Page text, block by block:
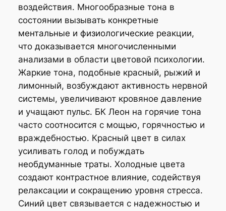
воздействия. Многообразные тона в
состоянии вызывать конкретные
ментальные и физиологические реакции,
что доказывается многочисленными
анализами в области цветовой психологии.
Жаркие тона, подобные красный, рыжий и
лимонный, возбуждают активность нервной
системы, увеличивают кровяное давление
и учащают пульс. БК Леон на горячие тона
часто соотносится с мощью, горячностью и
враждебностью. Красный цвет в силах
усиливать голод и побуждать
необдуманные траты. Холодные цвета
создают контрастное влияние, содействуя
релаксации и сокращению уровня стресса.
Синий цвет связывается с надежностью и